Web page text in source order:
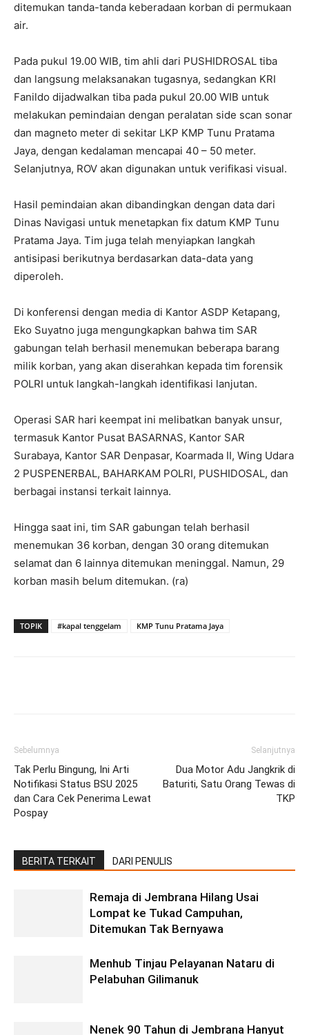
ditemukan tanda-tanda keberadaan korban di permukaan
air.
Pada pukul 19.00 WIB, tim ahli dari PUSHIDROSAL tiba
dan langsung melaksanakan tugasnya, sedangkan KRI
Fanildo dijadwalkan tiba pada pukul 20.00 WIB untuk
melakukan pemindaian dengan peralatan side scan sonar
dan magneto meter di sekitar LKP KMP Tunu Pratama
Jaya, dengan kedalaman mencapai 40 – 50 meter.
Selanjutnya, ROV akan digunakan untuk verifikasi visual.
Hasil pemindaian akan dibandingkan dengan data dari
Dinas Navigasi untuk menetapkan fix datum KMP Tunu
Pratama Jaya. Tim juga telah menyiapkan langkah
antisipasi berikutnya berdasarkan data-data yang
diperoleh.
Di konferensi dengan media di Kantor ASDP Ketapang,
Eko Suyatno juga mengungkapkan bahwa tim SAR
gabungan telah berhasil menemukan beberapa barang
milik korban, yang akan diserahkan kepada tim forensik
POLRI untuk langkah-langkah identifikasi lanjutan.
Operasi SAR hari keempat ini melibatkan banyak unsur,
termasuk Kantor Pusat BASARNAS, Kantor SAR
Surabaya, Kantor SAR Denpasar, Koarmada II, Wing Udara
2 PUSPENERBAL, BAHARKAM POLRI, PUSHIDOSAL, dan
berbagai instansi terkait lainnya.
Hingga saat ini, tim SAR gabungan telah berhasil
menemukan 36 korban, dengan 30 orang ditemukan
selamat dan 6 lainnya ditemukan meninggal. Namun, 29
korban masih belum ditemukan. (ra)
TOPIK #kapal tenggelam KMP Tunu Pratama Jaya
Sebelumnya
Tak Perlu Bingung, Ini Arti
Notifikasi Status BSU 2025
dan Cara Cek Penerima Lewat
Pospay
Selanjutnya
Dua Motor Adu Jangkrik di
Baturiti, Satu Orang Tewas di
TKP
BERITA TERKAIT DARI PENULIS
Remaja di Jembrana Hilang Usai
Lompat ke Tukad Campuhan,
Ditemukan Tak Bernyawa
Menhub Tinjau Pelayanan Nataru di
Pelabuhan Gilimanuk
Nenek 90 Tahun di Jembrana Hanyut